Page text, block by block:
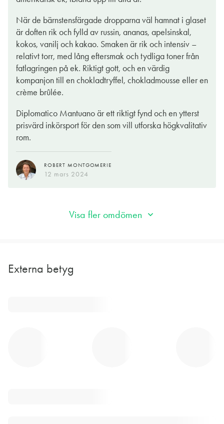
När de bärnstensfärgade dropparna väl hamnat i glaset
är doften rik och fylld av russin, ananas, apelsinskal,
kokos, vanilj och kakao. Smaken är rik och intensiv –
relativt torr, med lång eftersmak och tydliga toner från
fatlagringen på ek. Riktigt gott, och en värdig
kompanjon till en chokladtryffel, chokladmousse eller en
crème brûlée.
Diplomatico Mantuano är ett riktigt fynd och en ytterst
prisvärd inkörsport för den som vill utforska högkvalitativ
rom.
ROBERT MONTGOMERIE
12 mars 2024
ställningstagande, vilket säger det mesta om hur gott det är.
Kanske hade jag gärna sett en något mindre prägel av det
rörsocker som utgör dess bas, men sådana invändningar faller
ändå platt när jag sammanfattar det hela i en extremt stor och
eldig, knäckig och fatig doft som kan skingra både krutrök och
tungsinne. Smaken är inte mindre karaktärsfull: söt,
bryléknäckig, hetsande och oändligt lång. Det är bara cigarren
som fattas...
BENGT-GÖRAN KRONSTAM
05 sep. 2022
Den här mörka rommen är producerad i Venezuela och är
destillerad av melass. Efter destillering har den lagats på fat av
amerikansk vitek upp till åtta år. Fatlagringen sätter sin prägel
på drycken. Diplomático Mantuano kostade förut 399 kr och
är nu prissänkt med hela 100 kr. Inget annat än ett härligt rom-
fynd.
GUNILLA HULTGREN KARELL
29 mars 2022
Visa fler omdömen
Externa betyg